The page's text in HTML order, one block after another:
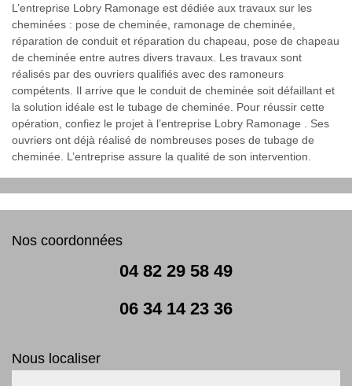
L’entreprise Lobry Ramonage est dédiée aux travaux sur les
cheminées : pose de cheminée, ramonage de cheminée,
réparation de conduit et réparation du chapeau, pose de chapeau
de cheminée entre autres divers travaux. Les travaux sont
réalisés par des ouvriers qualifiés avec des ramoneurs
compétents. Il arrive que le conduit de cheminée soit défaillant et
la solution idéale est le tubage de cheminée. Pour réussir cette
opération, confiez le projet à l’entreprise Lobry Ramonage . Ses
ouvriers ont déjà réalisé de nombreuses poses de tubage de
cheminée. L’entreprise assure la qualité de son intervention.
Nos coordonnées
04 82 29 58 49
06 34 14 23 36
Nous localiser